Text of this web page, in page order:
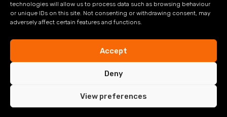
technologies will allow us to process data such as browsing behaviour
or unique IDs on this site. Not consenting or withdrawing consent, may
adversely affect certain features and functions.
Accept
Deny
View preferences
Jeudi: 08:00AM – 05:00 PM
Vendredi: 08:00AM – 05:00 PM
Samedi-Dimanche: Fermé
© Copyright CreativeSync.ca 2025. Tous droits réservés